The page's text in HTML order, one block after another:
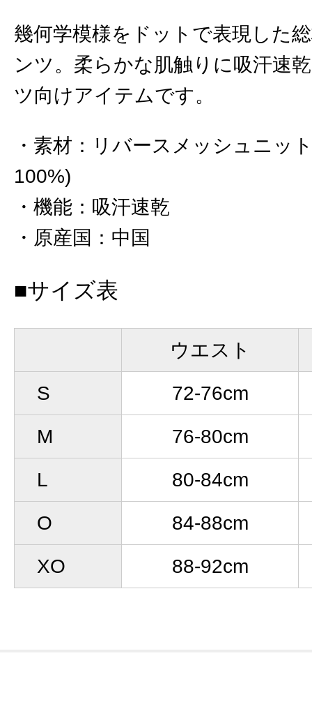
幾何学模様をドットで表現した
ンツ。柔らかな肌触りに吸汗速
ツ向けアイテムです。
素材 ： リバースメッシュニッ
100%)
機能 ： 吸汗速乾
原産国 ： 中国
■サイズ表
ウエスト
S
72-76cm
M
76-80cm
L
80-84cm
O
84-88cm
XO
88-92cm